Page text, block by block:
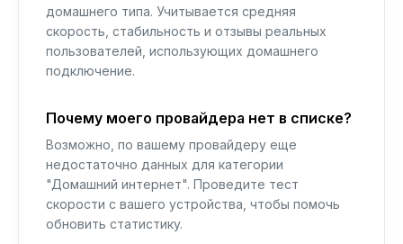
домашнего типа. Учитывается средняя
скорость, стабильность и отзывы реальных
пользователей, использующих домашнего
подключение.
Почему моего провайдера нет в списке?
Возможно, по вашему провайдеру еще
недостаточно данных для категории
"Домашний интернет". Проведите тест
скорости с вашего устройства, чтобы помочь
обновить статистику.